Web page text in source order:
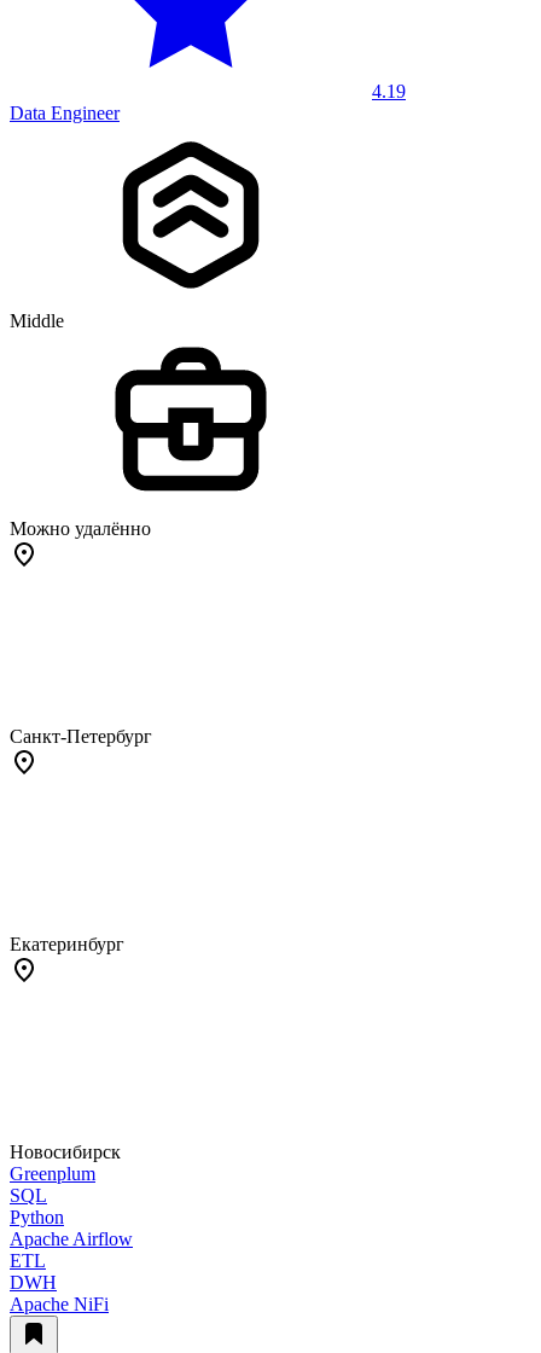
4.19
Data Engineer
Middle
Можно удалённо
Санкт-Петербург
Екатеринбург
Новосибирск
Greenplum
SQL
Python
Apache Airflow
ETL
DWH
Apache NiFi